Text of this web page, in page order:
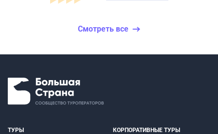
Смотреть все
ТУРЫ КОРПОРАТИВНЫЕ ТУРЫ